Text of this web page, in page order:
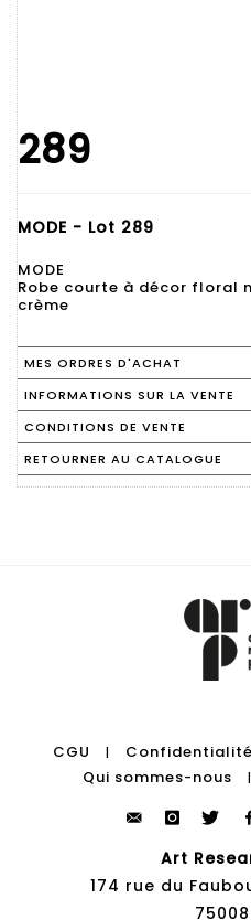
289
MODE - Lot 289
MODE
Robe courte à décor floral
crème
MES ORDRES D'ACHAT
INFORMATIONS SUR LA VENTE
CONDITIONS DE VENTE
RETOURNER AU CATALOGUE
CGU | Confidentialité
Qui sommes-nous
|
Art
174 rue du